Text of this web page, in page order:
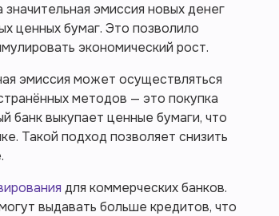
эмиссия новых денег
ценных бумаг. Это позволило
экономический рост.
эмиссия может осуществляться
методов — это покупка
банк выкупает ценные бумаги, что
Такой подход позволяет снизить
для коммерческих банков.
выдавать больше кредитов, что